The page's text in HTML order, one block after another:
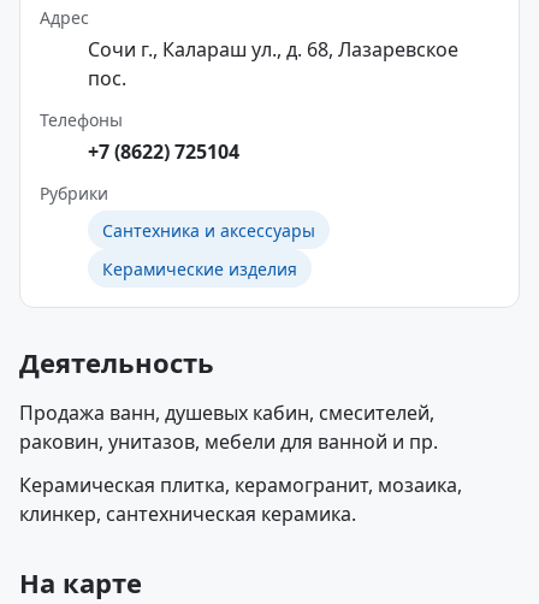
Адрес
Сочи г., Калараш ул., д. 68, Лазаревское
пос.
Телефоны
+7 (8622) 725104
Рубрики
Сантехника и аксессуары
Керамические изделия
Деятельность
Продажа ванн, душевых кабин, смесителей,
раковин, унитазов, мебели для ванной и пр.
Керамическая плитка, керамогранит, мозаика,
клинкер, сантехническая керамика.
На карте